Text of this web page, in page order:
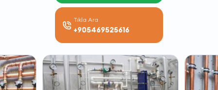
Tıkla Ara
+905469525616